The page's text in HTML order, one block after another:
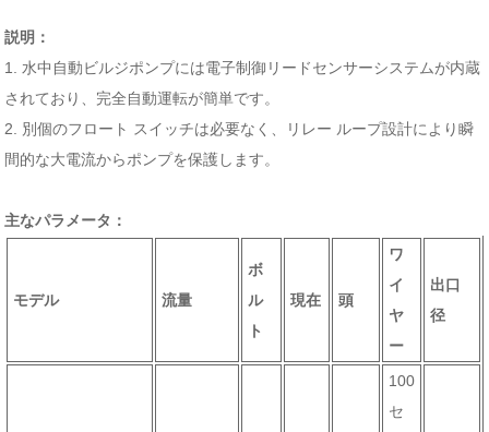
説明：
1. 水中自動ビルジポンプには電子制御リードセンサーシステムが内蔵
されており、完全自動運転が簡単です。
2. 別個のフロート スイッチは必要なく、リレー ループ設計により瞬
間的な大電流からポンプを保護します。
主なパラメータ：
モデル 流量
ボ
ル
ト
現在 頭
ワ
イ
ヤ
ー
出口
径
100
セ